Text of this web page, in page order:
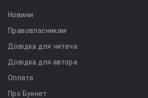
Новини
Правовласникам
Довідка для читача
Довідка для автора
Оплата
Про Букнет